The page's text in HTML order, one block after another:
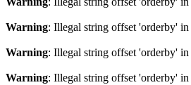
Warning: Illegal string offset 'orderby' in
Warning: Illegal string offset 'orderby' in
Warning: Illegal string offset 'orderby' in